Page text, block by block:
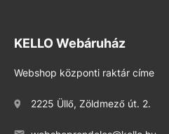
KELLO Webáruház
Webshop központi raktár címe
2225 Üllő, Zöldmező út. 2.